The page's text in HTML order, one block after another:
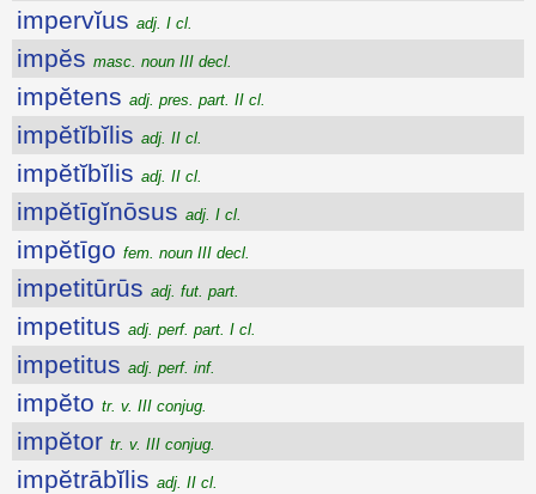
impervĭus adj. I cl.
impĕs masc. noun III decl.
impĕtens adj. pres. part. II cl.
impĕtĭbĭlis adj. II cl.
impĕtĭbĭlis adj. II cl.
impĕtīgĭnōsus adj. I cl.
impĕtīgo fem. noun III decl.
impetitūrūs adj. fut. part.
impetitus adj. perf. part. I cl.
impetitus adj. perf. inf.
impĕto tr. v. III conjug.
impĕtor tr. v. III conjug.
impĕtrābĭlis adj. II cl.